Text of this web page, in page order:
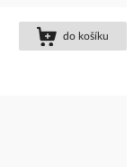
do košíku